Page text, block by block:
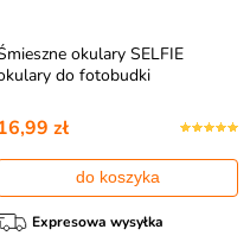
okulary SELFIE
do fotobudki
zł
do koszyka
Expresowa wysyłka